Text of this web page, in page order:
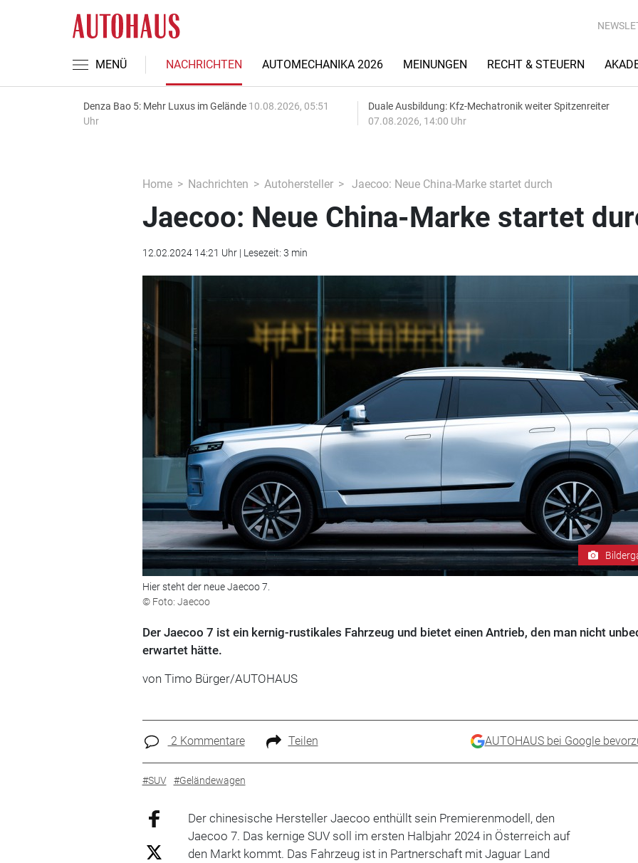
MENÜ NACHRICHTEN AUTOMECHANIKA 2026 MEINUNGEN RECHT & STEUERN
Denza Bao 5: Mehr Luxus im Gelände 10.08.2026, 05:51
Uhr
Duale Ausbildung: Kfz-Mechatronik weiter Spitzenreiter
07.08.2026, 14:00 Uhr
Home Nachrichten Autohersteller Jaecoo: Neue China-Marke startet durch
Jaecoo: Neue China-Marke startet
12.02.2024 14:21 Uhr | Lesezeit: 3 min
Hier steht der neue Jaecoo 7.
© Foto: Jaecoo
Der Jaecoo 7 ist ein kernig-rustikales Fahrzeug und bietet einen Antrieb, den man nicht
erwartet hätte.
von Timo Bürger/AUTOHAUS
2 Kommentare Teilen AUTOHAUS bei Google
#SUV #Geländewagen
Der chinesische Hersteller Jaecoo enthüllt sein Premierenmodell, den
Jaecoo 7. Das kernige SUV soll im ersten Halbjahr 2024 in Österreich auf
den Markt kommt. Das Fahrzeug ist in Partnerschaft mit Jaguar Land